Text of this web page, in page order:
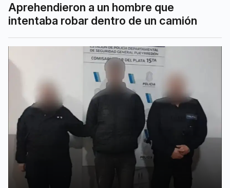
Aprehendieron a un hombre que
intentaba robar dentro de un camión